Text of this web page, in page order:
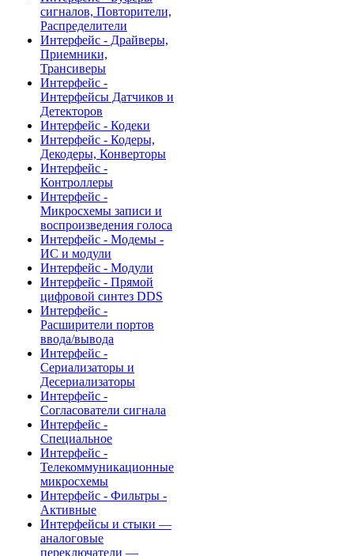
сигналов, Повторители,
Распределители
Интерфейс - Драйверы,
Приемники,
Трансиверы
Интерфейс -
Интерфейсы Датчиков и
Детекторов
Интерфейс - Кодеки
Интерфейс - Кодеры,
Декодеры, Конверторы
Интерфейс -
Контроллеры
Интерфейс -
Микросхемы записи и
воспроизведения голоса
Интерфейс - Модемы -
ИС и модули
Интерфейс - Модули
Интерфейс - Прямой
цифровой синтез DDS
Интерфейс -
Расширители портов
ввода/вывода
Интерфейс -
Сериализаторы и
Десериализаторы
Интерфейс -
Согласователи сигнала
Интерфейс -
Специальное
Интерфейс -
Телекоммуникационные
микросхемы
Интерфейс - Фильтры -
Активные
Интерфейсы и стыки —
аналоговые
переключатели —